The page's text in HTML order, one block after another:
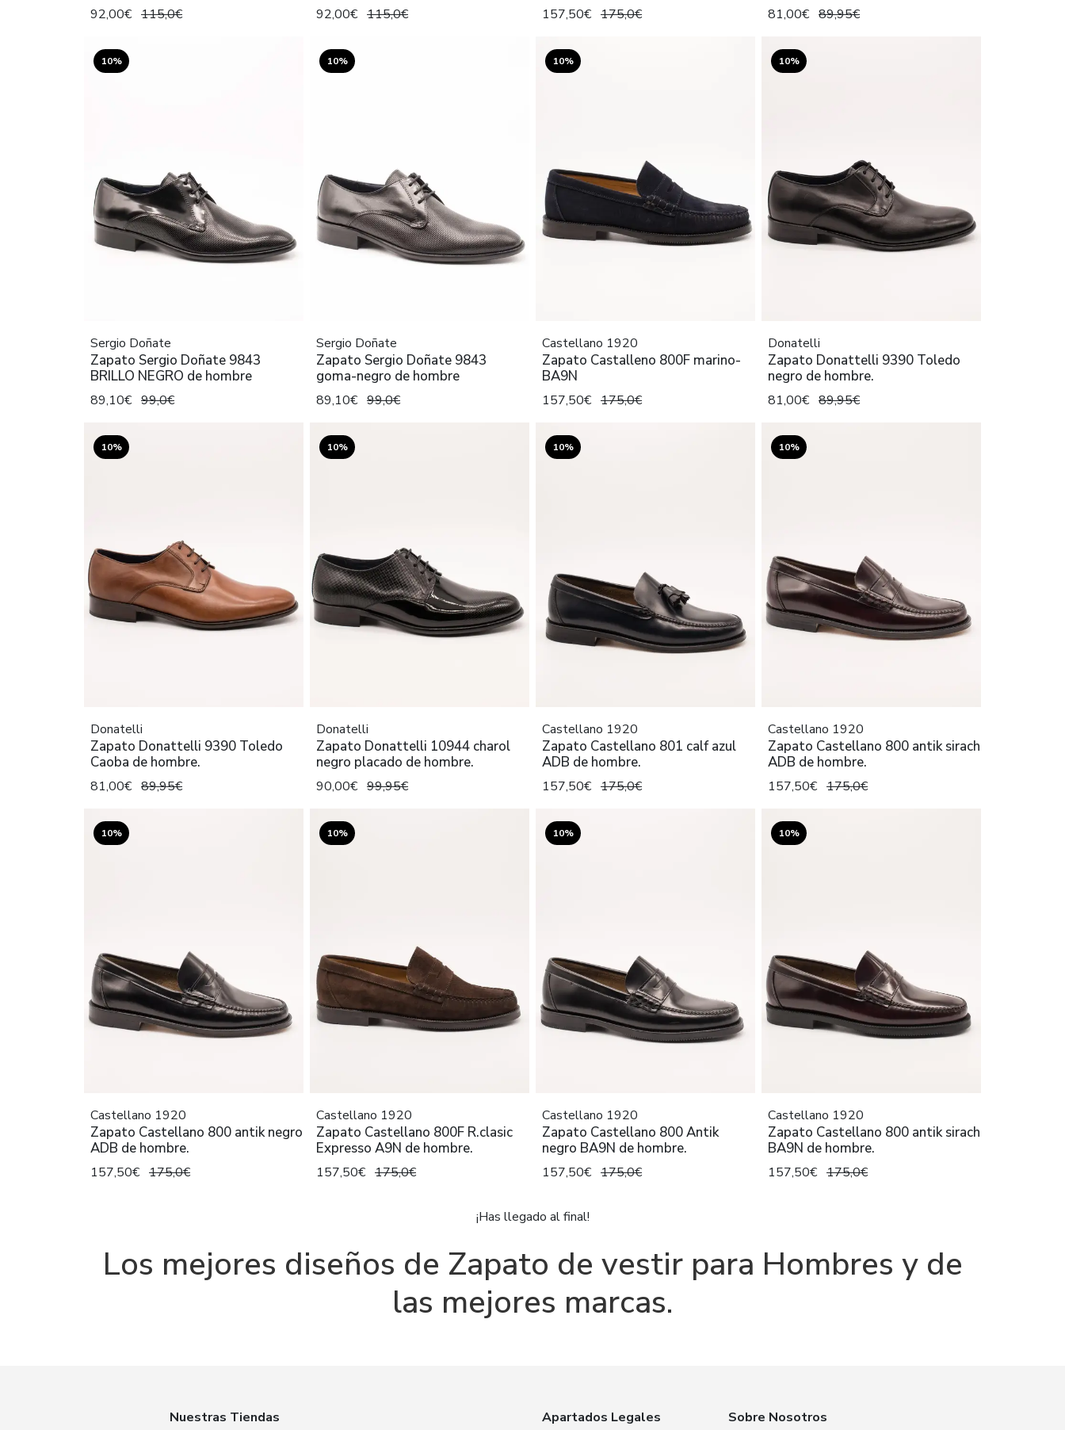
92,00€ 115,0€ 92,00€ 115,0€ 157,50€ 175,0€ 81,00€ 89,95€
10%
Sergio Doñate
Zapato Sergio Doñate 9843
BRILLO NEGRO de hombre
89,10€ 99,0€
10%
Sergio Doñate
Zapato Sergio Doñate 9843
goma-negro de hombre
89,10€ 99,0€
10%
Castellano 1920
Zapato Castalleno 800F marino-
BA9N
157,50€ 175,0€
10%
Donatelli
Zapato Donattelli 9390 Toledo
negro de hombre.
81,00€ 89,95€
10%
Donatelli
Zapato Donattelli 9390 Toledo
Caoba de hombre.
81,00€ 89,95€
10%
Donatelli
Zapato Donattelli 10944 charol
negro placado de hombre.
90,00€ 99,95€
10%
Castellano 1920
Zapato Castellano 801 calf azul
ADB de hombre.
157,50€ 175,0€
10%
Castellano 1920
Zapato Castellano 800 antik sirach
ADB de hombre.
157,50€ 175,0€
10%
Castellano 1920
Zapato Castellano 800 antik negro
ADB de hombre.
157,50€ 175,0€
10%
Castellano 1920
Zapato Castellano 800F R.clasic
Expresso A9N de hombre.
157,50€ 175,0€
10%
Castellano 1920
Zapato Castellano 800 Antik
negro BA9N de hombre.
157,50€ 175,0€
10%
Castellano 1920
Zapato Castellano 800 antik sirach
BA9N de hombre.
157,50€ 175,0€
¡Has llegado al final!
Los mejores diseños de Zapato de vestir para Hombres y de
las mejores marcas.
Nuestras Tiendas Apartados Legales Sobre Nosotros